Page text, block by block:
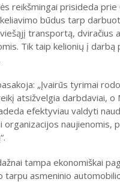
reikšmingai prisideda
būdus tarp
transportą, dviračius
Tik taip kelionių į
„Įvairūs tyrimai
atsižvelgia darbdaviai, o
efektyviau valdyti
naujienomis,
tampa ekonomiškai
asmeninio